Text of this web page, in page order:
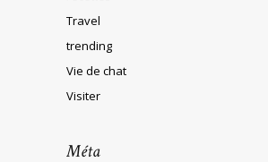
Travel
trending
Vie de chat
Visiter
Méta